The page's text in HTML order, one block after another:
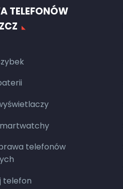
TELEFONÓW
telefonów
telefon